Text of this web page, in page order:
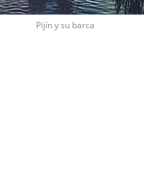
Pijín y su barca